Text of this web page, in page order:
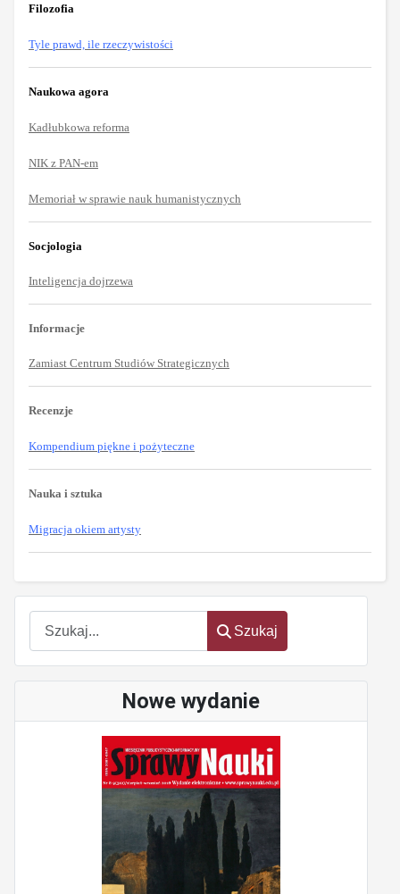
Szukaj
Szukaj
Nowe wydanie
Filozofia
Tyle prawd, ile rzeczywistości
Naukowa agora
Kadłubkowa reforma
NIK z PAN-em
Memoriał w sprawie nauk humanistycznych
Socjologia
Inteligencja dojrzewa
Informacje
Zamiast Centrum Studiów Strategicznych
Recenzje
Kompendium piękne i pożyteczne
Nauka i sztuka
Migracja okiem artysty